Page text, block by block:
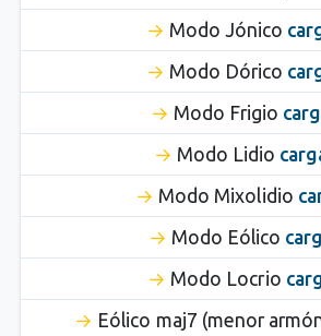
Modo Jónico
Modo Dórico
Modo Frigio
Modo Lidio
Modo Mixolidio
Modo Eólico
Modo Locrio
Eólico maj7 (menor